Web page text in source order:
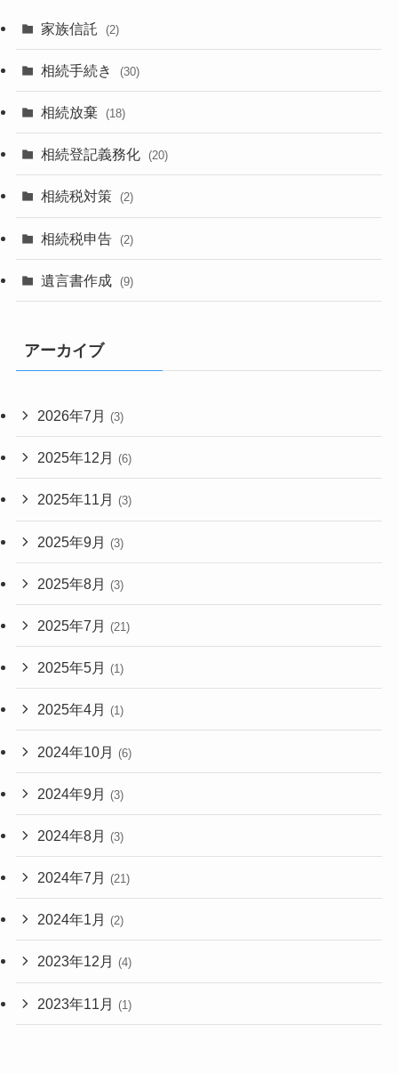
家族信託 (2)
相続手続き (30)
相続放棄 (18)
相続登記義務化 (20)
相続税対策 (2)
相続税申告 (2)
遺言書作成 (9)
アーカイブ
2026年7月 (3)
2025年12月 (6)
2025年11月 (3)
2025年9月 (3)
2025年8月 (3)
2025年7月 (21)
2025年5月 (1)
2025年4月 (1)
2024年10月 (6)
2024年9月 (3)
2024年8月 (3)
2024年7月 (21)
2024年1月 (2)
2023年12月 (4)
2023年11月 (1)